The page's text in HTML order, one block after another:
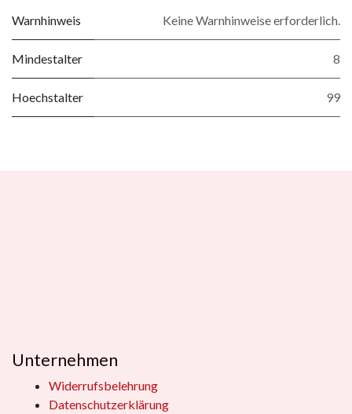
Warnhinweis Keine Warnhinweise erforderlich.
Mindestalter 8
Hoechstalter 99
Unternehmen
Widerrufsbelehrung
Datenschutzerklärung